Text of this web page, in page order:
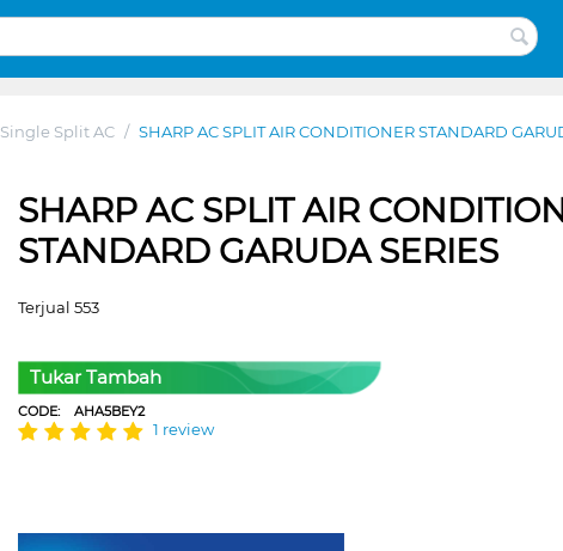
Single Split AC / SHARP AC SPLIT AIR CONDITIONER STANDARD
SHARP AC SPLIT AIR
STANDARD GARUDA SERIES
Terjual 553
Tukar Tambah
CODE:AHA5BEY2
1 review